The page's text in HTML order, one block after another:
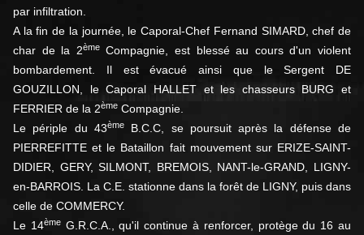
par infiltration.
A la fin de la journée, le Caporal-Chef Fernand SIMARD, chef de
char de la 2èmeCompagnie, est blessé au cours d'un violent
bombardement. Il est évacué ainsi que le Sergent DE
GOUZILLON, le Caporal HALLET et les chasseurs BURG et
FERRIER de la 2ème Compagnie.
Le périple du 43èmeB.C.C, se poursuit après la défense de
PIERREFITTE et le Bataillon fait mouvement sur ERIZE-SAINT-
DIDIER, GERY, SILMONT, BREMOIS, NANT-le-GRAND, LIGNY-
en-BARROIS. La C.E. stationne dans la forêt de LIGNY, puis dans
celle de COMMERCY.
Le 14èmeG.R.C.A., qu'il continue à renforcer, protège du 16 au